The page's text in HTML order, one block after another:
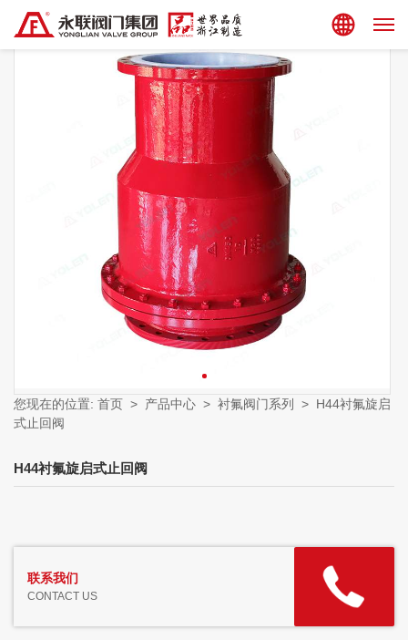
集团站点
您现在的位置: 首页 > 产品中心 > 衬氟阀门系列 > H44衬氟旋启
式止回阀
H44衬氟旋启式止回阀
联系我们
CONTACT US